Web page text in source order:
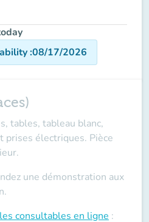
:08/17/2026
tables, tableau blanc,
prises électriques. Pièce
une démonstration aux
consultables en ligne :